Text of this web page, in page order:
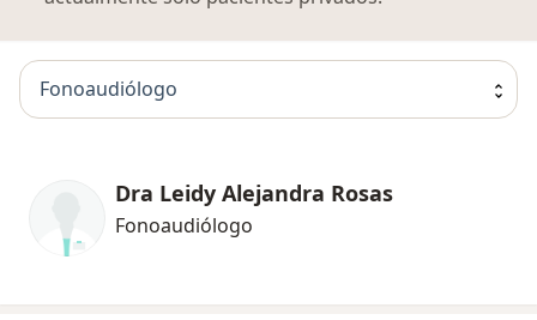
Fonoaudiólogo
Dra Leidy Alejandra Rosas
Fonoaudiólogo